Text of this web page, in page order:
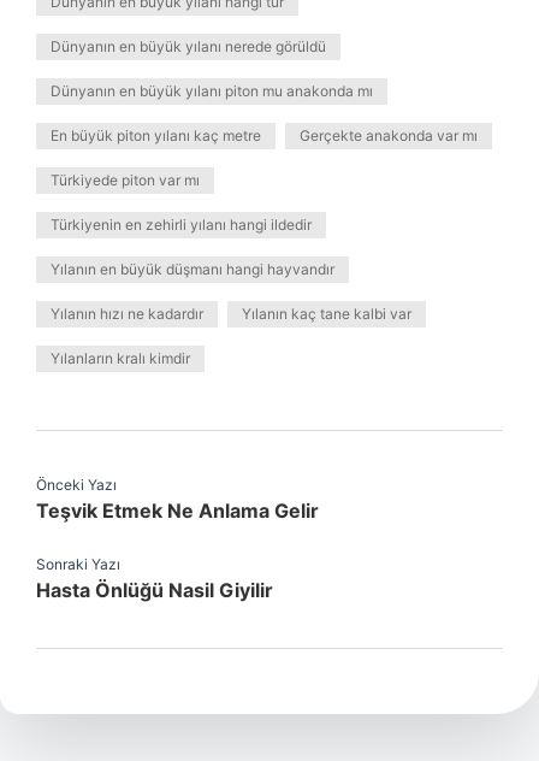
Dünyanın en büyük yılanı nerede görüldü
Dünyanın en büyük yılanı piton mu anakonda mı
En büyük piton yılanı kaç metre Gerçekte anakonda var mı
Türkiyede piton var mı
Türkiyenin en zehirli yılanı hangi ildedir
Yılanın en büyük düşmanı hangi hayvandır
Yılanın hızı ne kadardır Yılanın kaç tane kalbi var
Yılanların kralı kimdir
Önceki Yazı
Teşvik Etmek Ne Anlama Gelir
Sonraki Yazı
Hasta Önlüğü Nasil Giyilir